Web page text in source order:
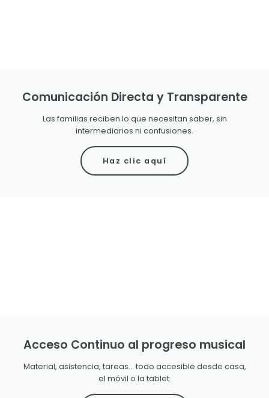
Comunicación Directa y Transparente
Las familias reciben lo que necesitan saber, sin
intermediarios ni confusiones.
Haz clic aquí
Acceso Continuo al progreso musical
Material, asistencia, tareas… todo accesible desde casa,
el móvil o la tablet.